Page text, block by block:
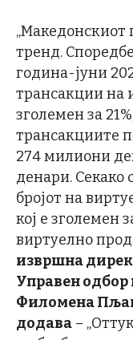
„Македонскиот
тренд.
година-јуни
трансакции на
зголемен за
трансакциите
274 милиони
денари. Секако
бројот на
кој е зголемен
виртуелно
извршна
Управен одбор
Филомена
додава –